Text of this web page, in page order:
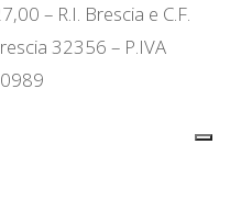
– R.I. Brescia e C.F.
32356 – P.IVA